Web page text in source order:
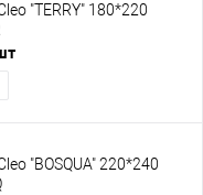
"TERRY" 180*220
"BOSQUA" 220*240